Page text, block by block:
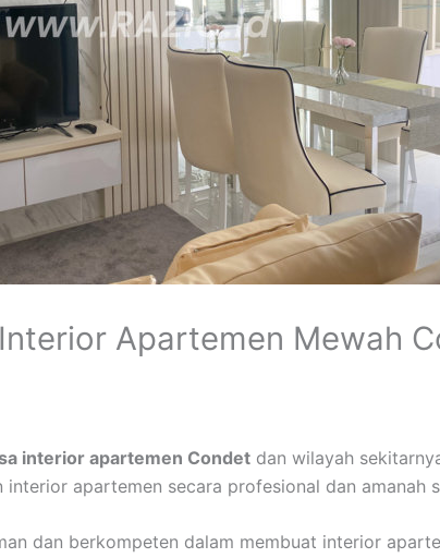
Apartemen Mewah
interior apartemen Condet dan wilayah
apartemen secara profesional dan amanah
dan berkompeten dalam membuat interior